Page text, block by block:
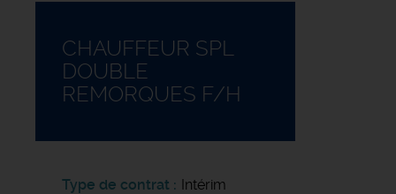
CHAUFFEUR SPL
DOUBLE
REMORQUES F/H
Type de contrat
Intérim